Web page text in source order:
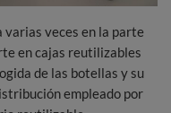
varias veces en la parte
en cajas reutilizables
de las botellas y su
empleado por